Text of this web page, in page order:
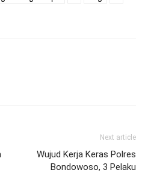
Next article
Wujud Kerja Keras Polres
Bondowoso, 3 Pelaku